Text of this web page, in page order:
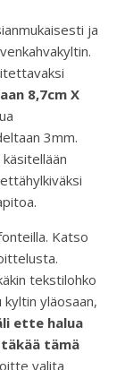
ja
8,7cm X
3mm.
Katso
tekstilohko
yläosaan,
ette halua
tämä
valita